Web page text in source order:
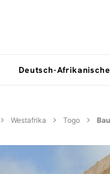
Deutsch-
Westafrika Togo